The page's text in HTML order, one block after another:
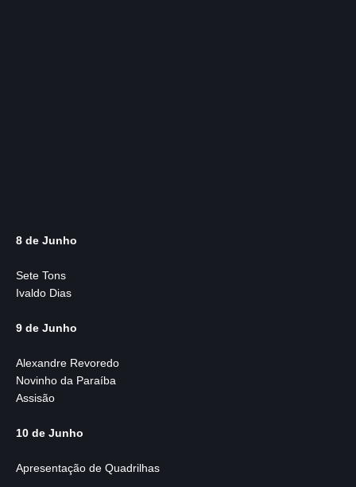
8 de Junho
Sete Tons
Ivaldo Dias
9 de Junho
Alexandre Revoredo
Novinho da Paraíba
Assisão
10 de Junho
Apresentação de Quadrilhas